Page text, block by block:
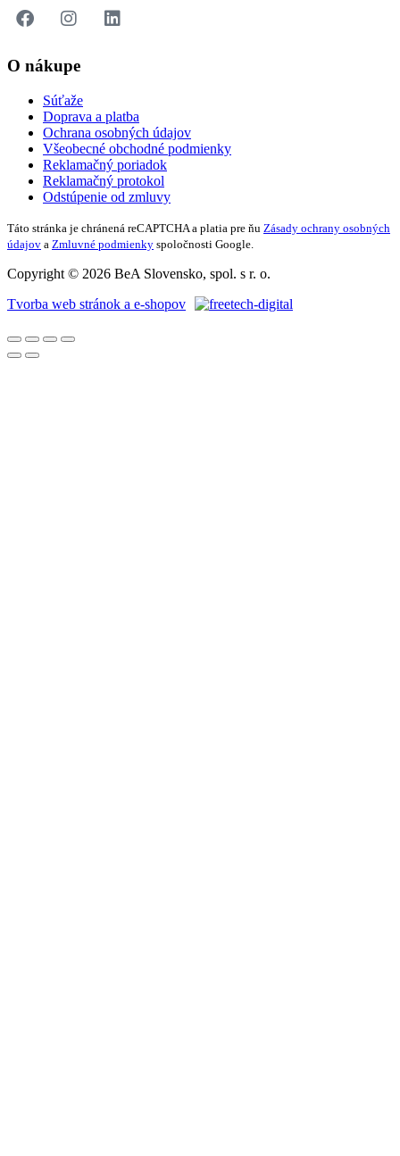
O nákupe
Súťaže
Doprava a platba
Ochrana osobných údajov
Všeobecné obchodné podmienky
Reklamačný poriadok
Reklamačný protokol
Odstúpenie od zmluvy
Táto stránka je chránená reCAPTCHA a platia pre ňu Zásady ochrany osobných
údajov a Zmluvné podmienky spoločnosti Google.
Copyright © 2026 BeA Slovensko, spol. s r. o.
Tvorba web stránok a e-shopov